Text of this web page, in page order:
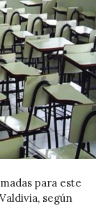
para este
según